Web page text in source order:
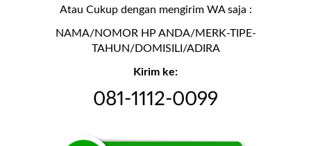
Atau Cukup dengan mengirim WA saja :
NAMA/NOMOR HP ANDA/MERK-TIPE-
TAHUN/DOMISILI/ADIRA
Kirim ke:
081-1112-0099